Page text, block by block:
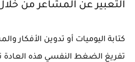
التعبير عن المشاعر من خلال
كتابة اليوميات أو تدوين الأفكار
تفريغ الضغط النفسي هذه